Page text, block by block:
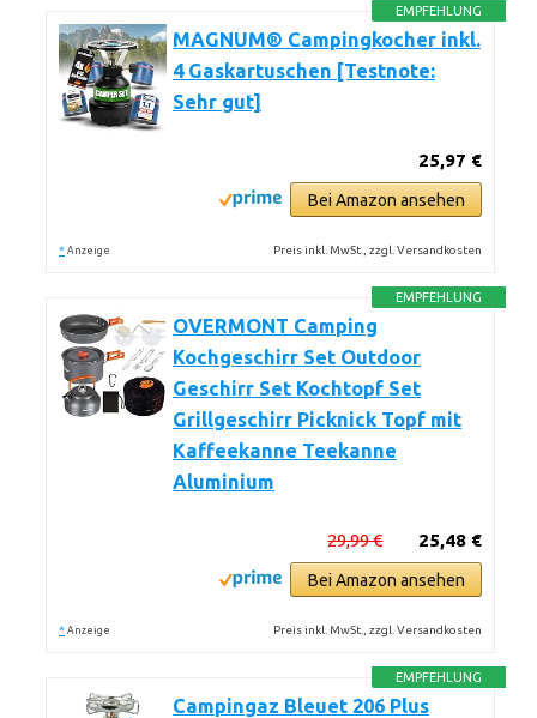
EMPFEHLUNG
MAGNUM® Campingkocher inkl.
4 Gaskartuschen [Testnote:
Sehr gut]
25,97 €
Bei Amazon ansehen
* Anzeige Preis inkl. MwSt., zzgl. Versandkosten
EMPFEHLUNG
OVERMONT Camping
Kochgeschirr Set Outdoor
Geschirr Set Kochtopf Set
Grillgeschirr Picknick Topf mit
Kaffeekanne Teekanne
Aluminium
25,48 €
29,99 €
Bei Amazon ansehen
* Anzeige Preis inkl. MwSt., zzgl. Versandkosten
EMPFEHLUNG
Campingaz Bleuet 206 Plus